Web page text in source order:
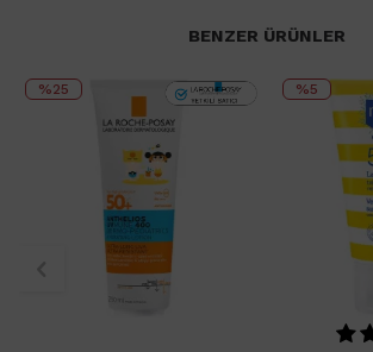
BENZER ÜRÜNLER
%25 %5